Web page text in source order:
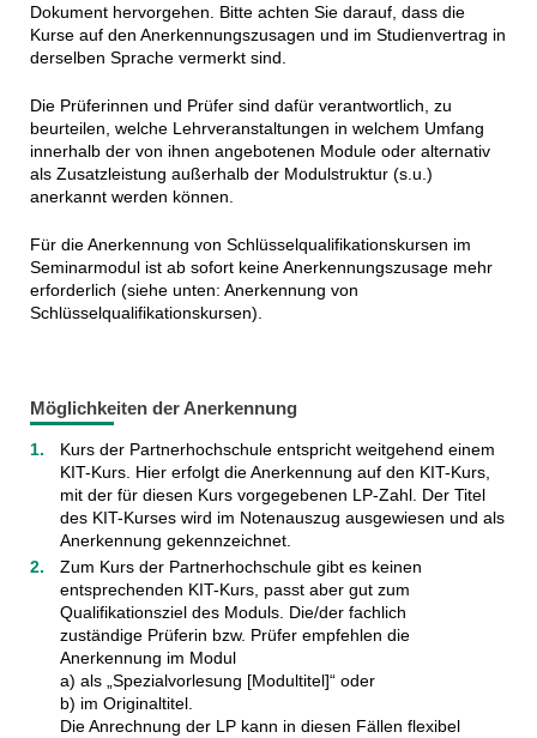
Dokument hervorgehen. Bitte achten Sie darauf, dass die
Kurse auf den Anerkennungszusagen und im Studienvertrag in
derselben Sprache vermerkt sind.
Die Prüferinnen und Prüfer sind dafür verantwortlich, zu
beurteilen, welche Lehrveranstaltungen in welchem Umfang
innerhalb der von ihnen angebotenen Module oder alternativ
als Zusatzleistung außerhalb der Modulstruktur (s.u.)
anerkannt werden können.
Für die Anerkennung von Schlüsselqualifikationskursen im
Seminarmodul ist ab sofort keine Anerkennungszusage mehr
erforderlich (siehe unten: Anerkennung von
Schlüsselqualifikationskursen).
Möglichkeiten der Anerkennung
Kurs der Partnerhochschule entspricht weitgehend einem
KIT-Kurs. Hier erfolgt die Anerkennung auf den KIT-Kurs,
mit der für diesen Kurs vorgegebenen LP-Zahl. Der Titel
des KIT-Kurses wird im Notenauszug ausgewiesen und als
Anerkennung gekennzeichnet.
Zum Kurs der Partnerhochschule gibt es keinen
entsprechenden KIT-Kurs, passt aber gut zum
Qualifikationsziel des Moduls. Die/der fachlich
zuständige Prüferin bzw. Prüfer empfehlen die
Anerkennung im Modul
a) als „Spezialvorlesung [Modultitel]“ oder
b) im Originaltitel.
Die Anrechnung der LP kann in diesen Fällen flexibel